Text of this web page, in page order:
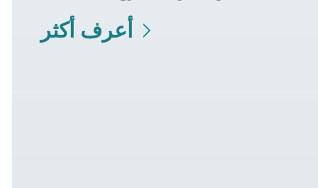
أعرف أكثر